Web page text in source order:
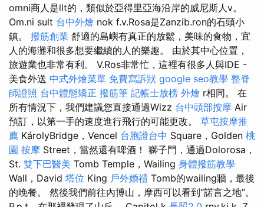
omni商人是llt的，類似於亞得里亞海沿岸的威尼斯人v。
Om.ni sult 台中外燴 nok f.v.Rosa是Zanzib.ron的石頭小
鎮。 撥筋創業 舒適的島嶼有真正的放鬆，美味的食物，宜
人的海灘和很多想要繼續的人的樂趣。 由於其中心位置，
旅遊業也非常有利。 V.Ros非常忙，這裡有很多人與IDE -
美食外送 中式外燴菜單 免費寫訴狀 google seo教學 整脊
師證照 台中體態矯正 撥筋筆 記帳士放榜 外燴 r相同。 在
所有情況下，我們建議您直接通過Wizz 台中頭部按摩 Air
預訂，以第一手的速度進行飛行的可能更改。 草屯按摩推
薦 KárolyBridge，Vencel 台胞證台中 Square，Golden 桃
園 按摩 Street，當然還有啤酒！ 獅子門，通過Dolorosa，
St. 雙下巴醫美 Tomb Temple，Wailing 身體撥筋教學
Wall，David 塔位 King 戶外婚禮 Tomb的wailing牆，最後
的晚餐。 然後我們前往內博山，摩西可以看到“諾言之地”。